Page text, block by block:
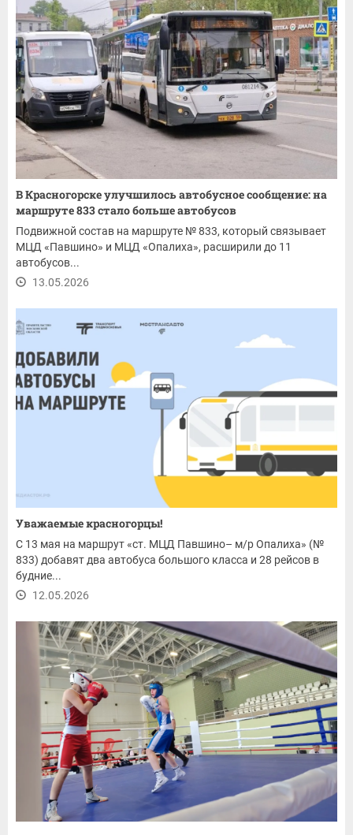
В Красногорске улучшилось автобусное сообщение: на
маршруте 833 стало больше автобусов
Подвижной состав на маршруте № 833, который связывает
МЦД «Павшино» и МЦД «Опалиха», расширили до 11
автобусов...
13.05.2026
Уважаемые красногорцы!
С 13 мая на маршрут «ст. МЦД Павшино– м/р Опалиха» (№
833) добавят два автобуса большого класса и 28 рейсов в
будние...
12.05.2026